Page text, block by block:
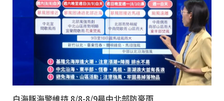
白海豚海警維持 8/8-8/9晨中北部防豪雨